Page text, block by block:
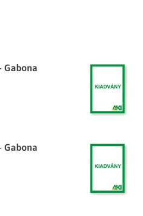
Gabona
Gabona